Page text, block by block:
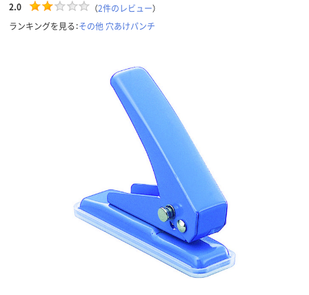
2.0 （2件のレビュー）
ランキングを見る：その他 穴あけパンチ